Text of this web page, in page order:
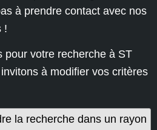
à prendre contact avec nos
!
pour votre recherche à ST
à modifier vos critères
la recherche dans un rayon